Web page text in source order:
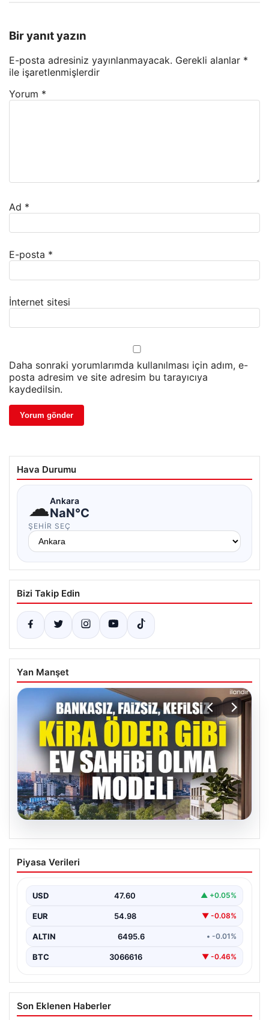
Bir yanıt yazın
E-posta adresiniz yayınlanmayacak. Gerekli alanlar *
ile işaretlenmişlerdir
Yorum *
Ad *
E-posta *
İnternet sitesi
Daha sonraki yorumlarımda kullanılması için adım, e-
posta adresim ve site adresim bu tarayıcıya
kaydedilsin.
Hava Durumu
☁Ankara
NaN°C
ŞEHIR SEÇ
Bizi Takip Edin
Yan Manşet
DAP Yapı’dan bir ilk! Emlak Konut
güvencesi Dap vizyonuyla kendi
Piyasa Verileri
USD 47.60 ▲ +0.05%
EUR 54.98 ▼ -0.08%
ALTIN 6495.6 • -0.01%
BTC 3066616 ▼ -0.46%
Son Eklenen Haberler